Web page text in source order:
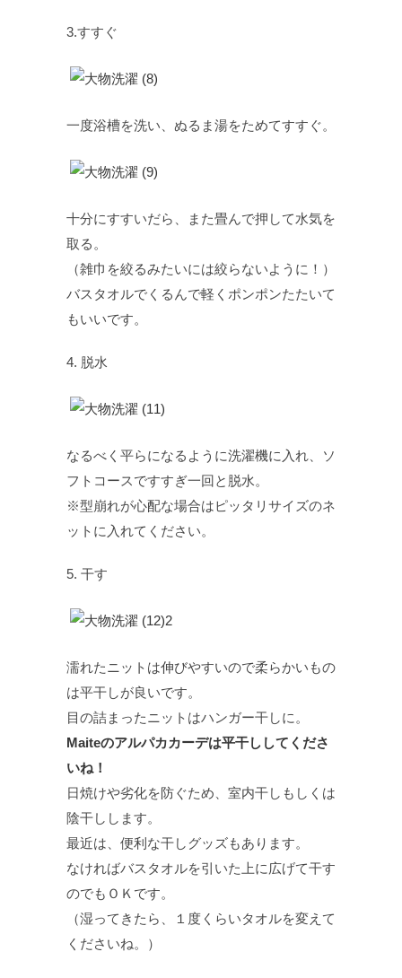
3.すすぐ
一度浴槽を洗い、ぬるま湯をためてすすぐ。
十分にすすいだら、また畳んで押して水気を
取る。
（雑巾を絞るみたいには絞らないように！）
バスタオルでくるんで軽くポンポンたたいて
もいいです。
4. 脱水
なるべく平らになるように洗濯機に入れ、ソ
フトコースですすぎ一回と脱水。
※型崩れが心配な場合はピッタリサイズのネ
ットに入れてください。
5. 干す
濡れたニットは伸びやすいので柔らかいもの
は平干しが良いです。
目の詰まったニットはハンガー干しに。
Maiteのアルパカカーデは平干ししてくださ
いね！
日焼けや劣化を防ぐため、室内干しもしくは
陰干しします。
最近は、便利な干しグッズもあります。
なければバスタオルを引いた上に広げて干す
のでもＯＫです。
（湿ってきたら、１度くらいタオルを変えて
くださいね。）